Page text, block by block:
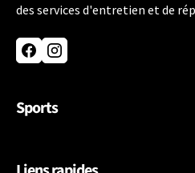
des services d'entretien et de
FacebookInstagram
Sports